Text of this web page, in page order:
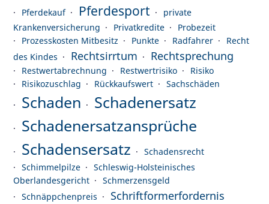
Pferdekauf Pferdesport
private
Krankenversicherung
Privatkredite
Probezeit
Prozesskosten Mitbesitz
Punkte Radfahrer
Recht
des Kindes
Rechtsirrtum Rechtsprechung
Restwertabrechnung Restwertrisiko
Risiko
Risikozuschlag
Rückkaufswert Sachschäden
Schaden
Schadenersatz
Schadenersatzansprüche
Schadensersatz
Schadensrecht
Schimmelpilze
Schleswig-Holsteinisches
Oberlandesgericht
Schmerzensgeld
Schnäppchenpreis
Schriftformerfordernis